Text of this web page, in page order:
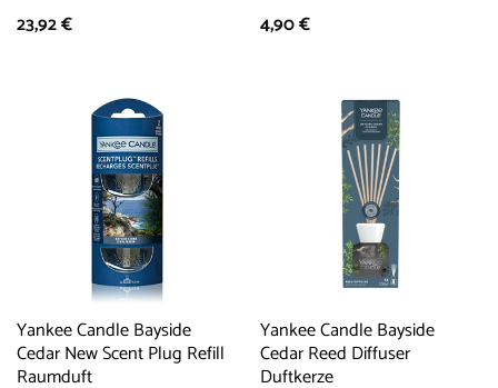
23,92€
4,90€
Yankee Candle Bayside
Cedar New Scent Plug Refill
Raumduft
Yankee Candle Bayside
Cedar Reed Diffuser
Duftkerze